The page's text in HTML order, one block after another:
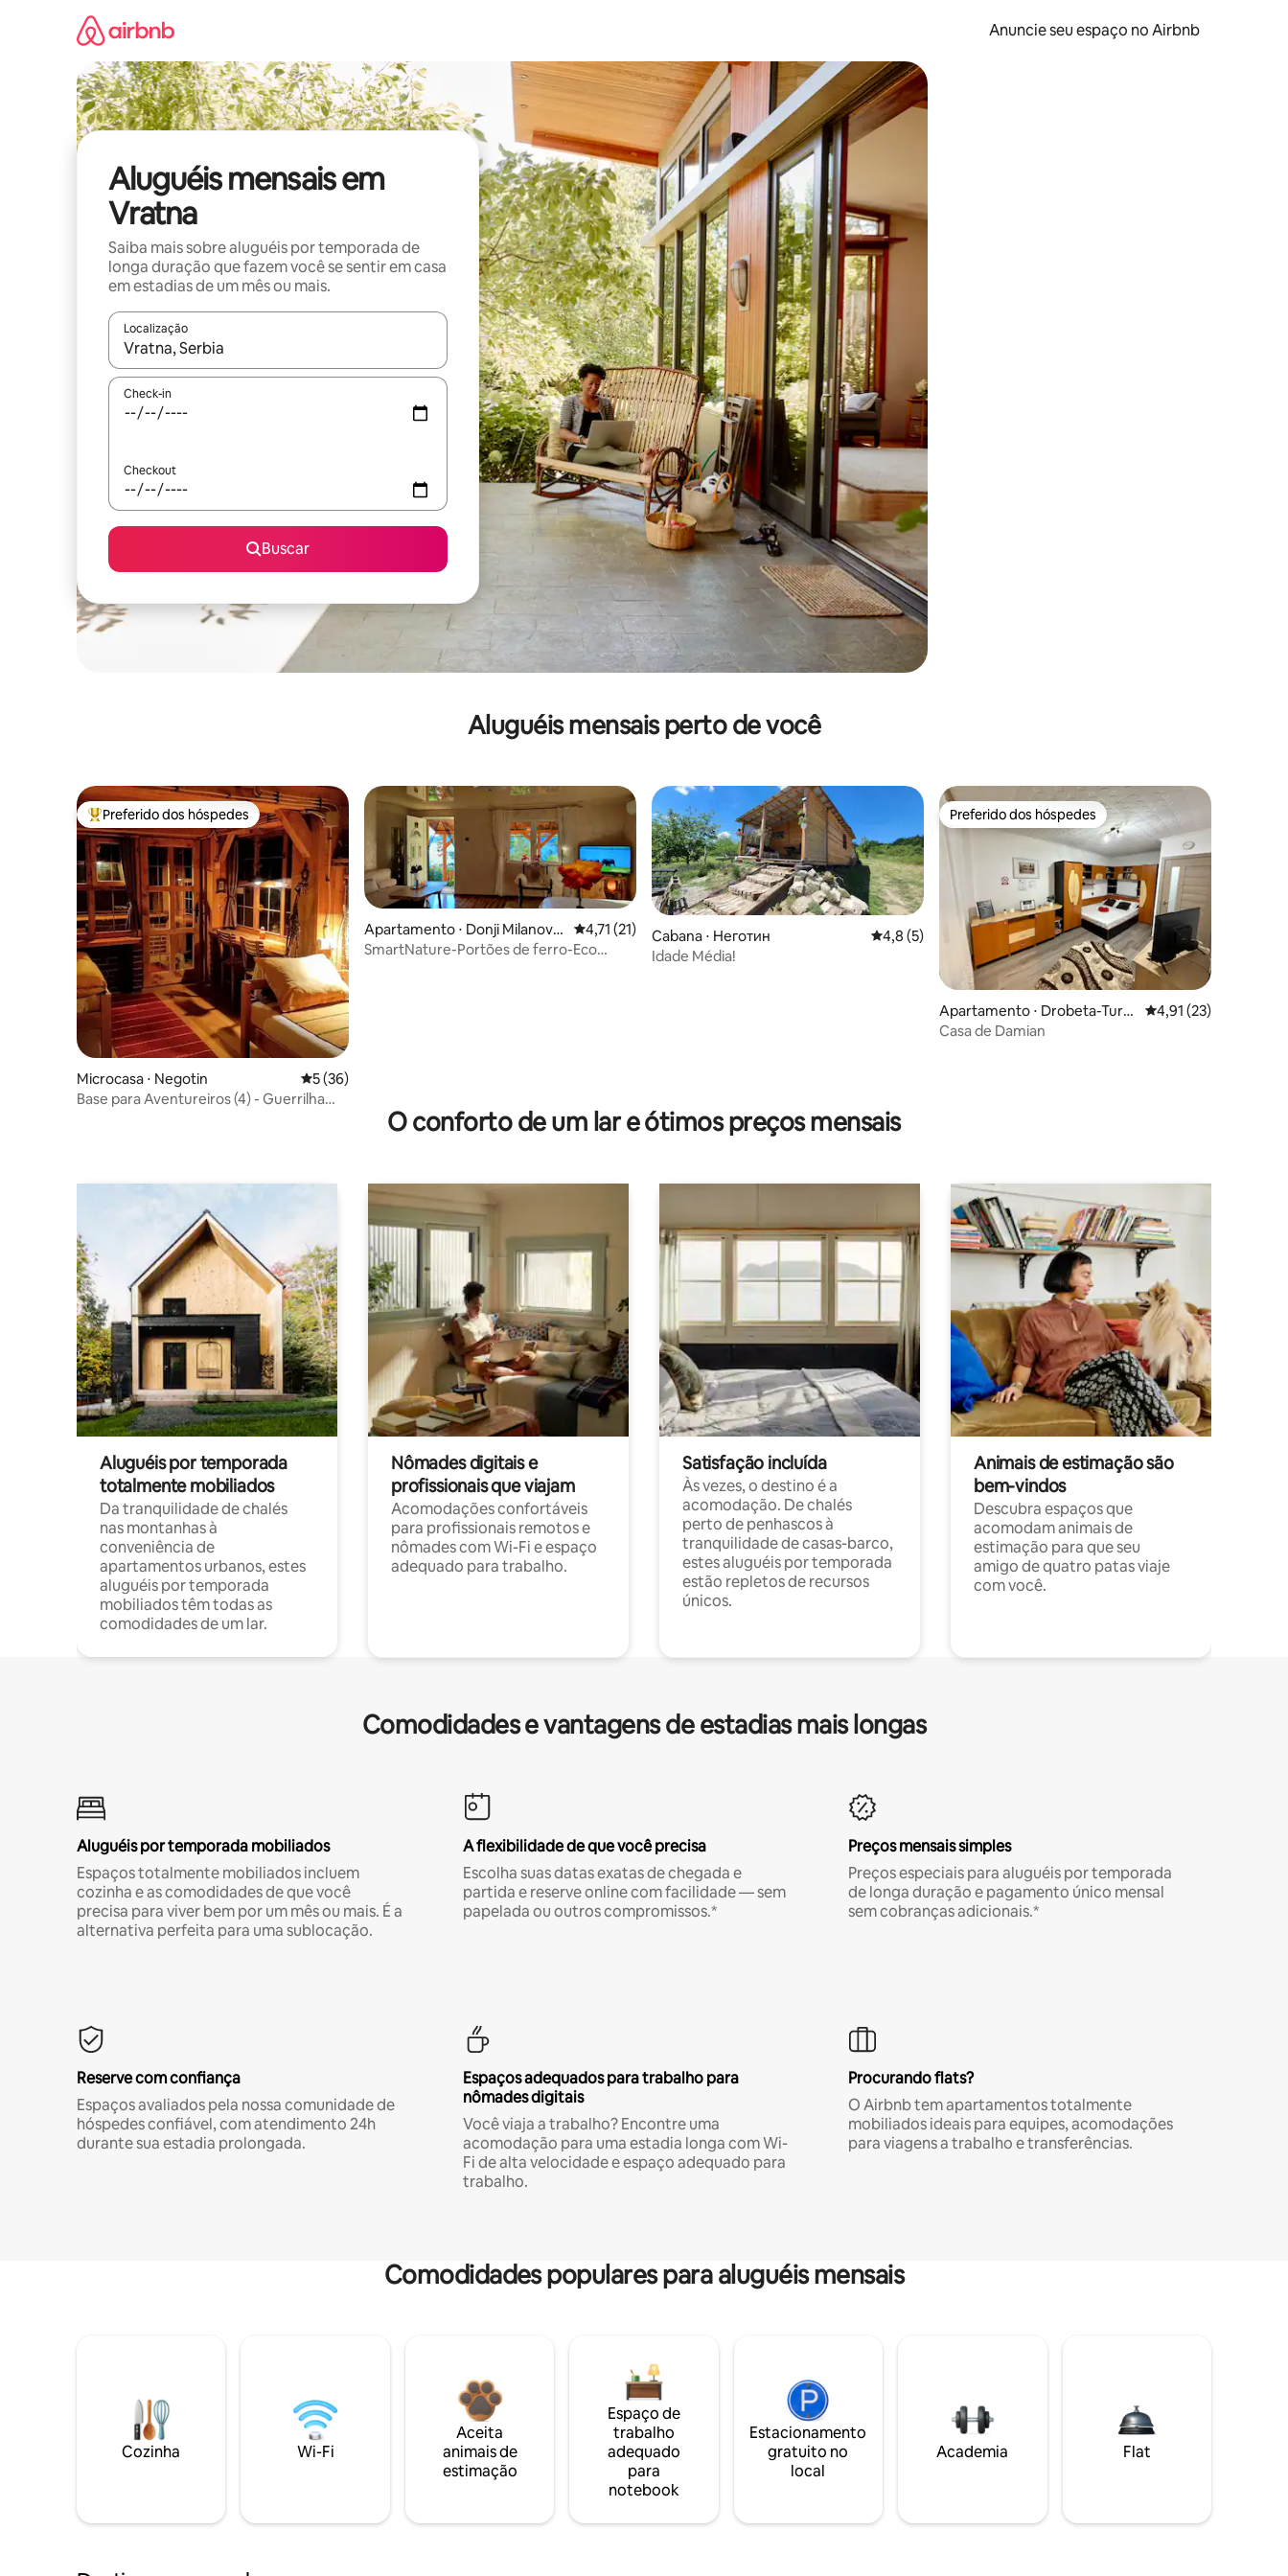
Anuncie seu espaço no Airbnb
Aluguéis mensais em
Vratna
Saiba mais sobre aluguéis por temporada de
longa duração que fazem você se sentir em casa
em estadias de um mês ou mais.
Localização
Quando os resultados estiverem disponíveis, explore-os usando as seta para cima e para baixo do teclado ou tocando e deslizando o dedo na tela.
Check-in
Checkout
Buscar
Aluguéis mensais perto de você
Entre os melhores preferidos dos hóspedes
Preferido dos hóspedes
Microcasa ⋅ Negotin 5 de uma avaliação média de 5, 36 avaliações
5 (36)
Base para Aventureiros (4) - Guerrilha
Apartamento ⋅ Donji Milanova
c
4,71 de uma avaliação média de 5, 21 avaliações
4,71 (21)
SmartNature-Portões de ferro-Eco
Cabana ⋅ Неготин 4,8 de uma avaliação média de 5, 5 avaliações
4,8 (5)
Idade Média!
Preferido dos hóspedes
Preferido dos hóspedes
Apartamento ⋅ Drobeta-Turn
u Severin
4,91 de uma
4,91 (23)
Casa de Damian
O conforto de um lar e ótimos preços mensais
Aluguéis por temporada
totalmente mobiliados
Da tranquilidade de chalés
nas montanhas à
conveniência de
apartamentos urbanos, estes
aluguéis por temporada
mobiliados têm todas as
comodidades de um lar.
Nômades digitais e
profissionais que viajam
Acomodações confortáveis
para profissionais remotos e
nômades com Wi-Fi e espaço
adequado para trabalho.
Satisfação incluída
Às vezes, o destino é a
acomodação. De chalés
perto de penhascos à
tranquilidade de casas-barco,
estes aluguéis por temporada
estão repletos de recursos
únicos.
Animais de estimação são
bem-vindos
Descubra espaços que
acomodam animais de
estimação para que seu
amigo de quatro patas viaje
com você.
Comodidades e vantagens de estadias mais longas
Aluguéis por temporada mobiliados
Espaços totalmente mobiliados incluem
cozinha e as comodidades de que você
precisa para viver bem por um mês ou mais. É a
alternativa perfeita para uma sublocação.
A flexibilidade de que você precisa
Escolha suas datas exatas de chegada e
partida e reserve online com facilidade — sem
papelada ou outros compromissos.*
Preços mensais simples
Preços especiais para aluguéis por temporada
de longa duração e pagamento único mensal
sem cobranças adicionais.*
Reserve com confiança
Espaços avaliados pela nossa comunidade de
hóspedes confiável, com atendimento 24h
durante sua estadia prolongada.
Espaços adequados para trabalho para
nômades digitais
Você viaja a trabalho? Encontre uma
acomodação para uma estadia longa com Wi-
Fi de alta velocidade e espaço adequado para
trabalho.
Procurando flats?
O Airbnb tem apartamentos totalmente
mobiliados ideais para equipes, acomodações
para viagens a trabalho e transferências.
Comodidades populares para aluguéis mensais
Cozinha Wi-Fi
Aceita
animais de
estimação
Espaço de
trabalho
adequado
para
notebook
Estacionamento
gratuito no
local
Academia Flat